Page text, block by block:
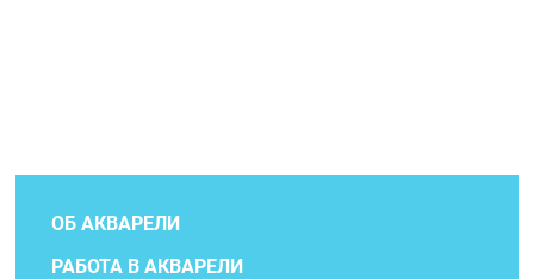
ОБ АКВАРЕЛИ
РАБОТА В АКВАРЕЛИ